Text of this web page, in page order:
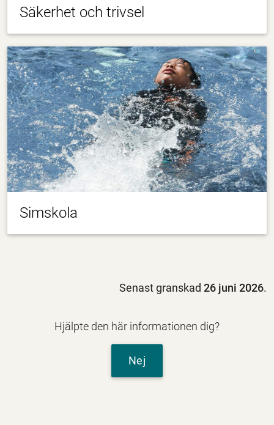
Säkerhet och trivsel
Simskola
Senast granskad26 juni 2026.
Hjälpte den här informationen dig?
Nej